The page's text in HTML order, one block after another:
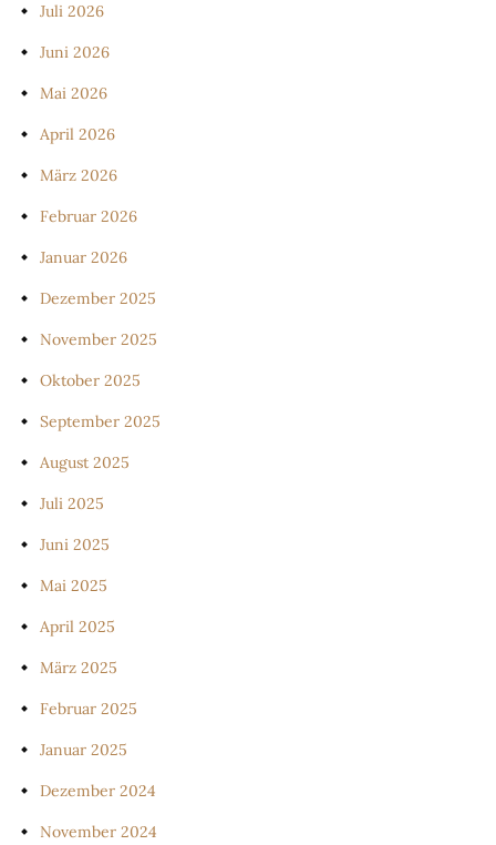
Juli 2026
Juni 2026
Mai 2026
April 2026
März 2026
Februar 2026
Januar 2026
Dezember 2025
November 2025
Oktober 2025
September 2025
August 2025
Juli 2025
Juni 2025
Mai 2025
April 2025
März 2025
Februar 2025
Januar 2025
Dezember 2024
November 2024